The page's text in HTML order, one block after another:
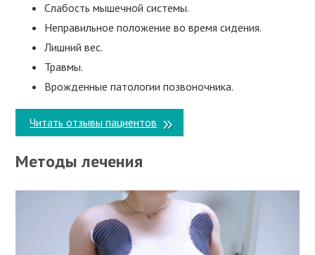
Слабость мышечной системы.
Неправильное положение во время сидения.
Лишний вес.
Травмы.
Врожденные патологии позвоночника.
Читать отзывы пациентов
Методы лечения